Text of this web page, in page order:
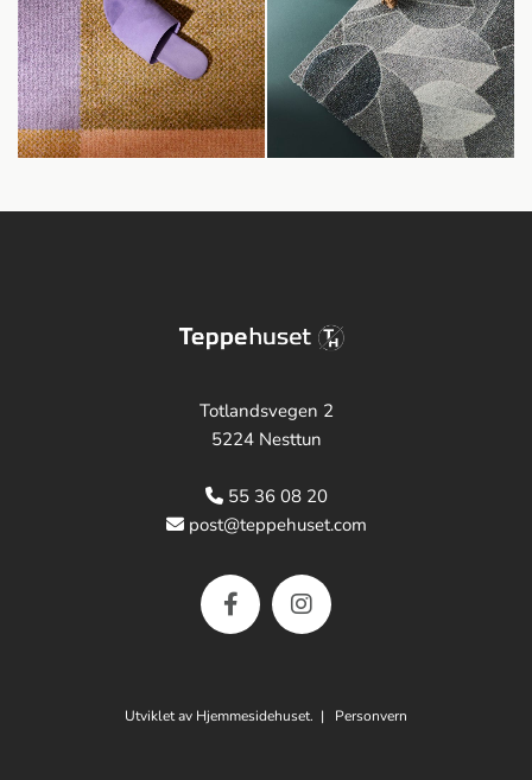
Totlandsvegen 2
5224 Nesttun
 55 36 08 20
 post@teppehuset.com
Utviklet av Hjemmesidehuset. | Personvern